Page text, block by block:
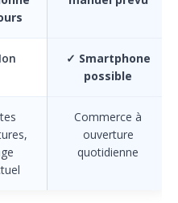
✓ Smartphone
possible
Commerce à
ouverture
quotidienne